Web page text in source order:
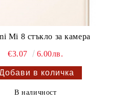
Mi 8 стъкло за камера
€3.07 6.00лв.
В наличност